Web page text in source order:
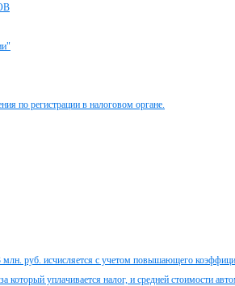
по регистрации в налоговом органе.
руб. исчисляется с учетом повышающего
который уплачивается налог, и средней стоимости